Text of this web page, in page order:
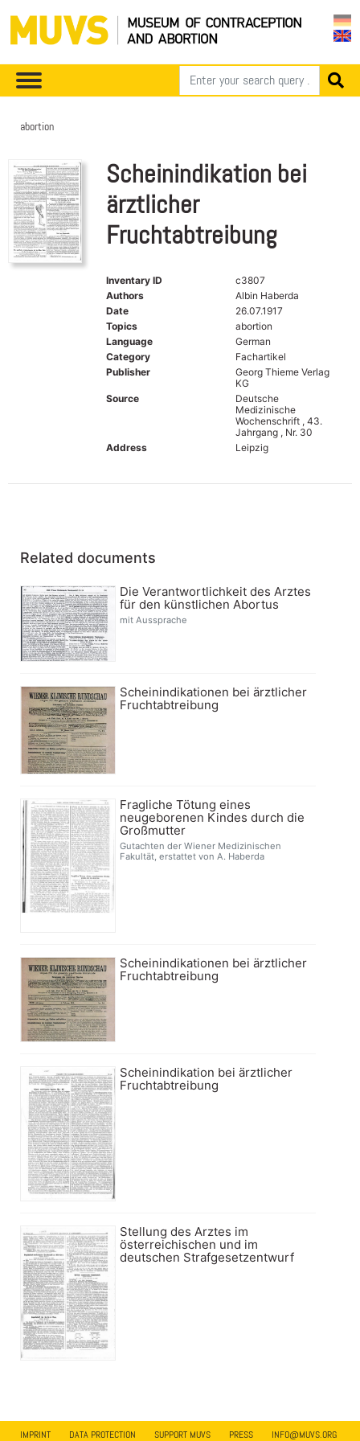
abortion
Scheinindikation bei
ärztlicher
Fruchtabtreibung
Inventary ID
c3807
Authors
Albin Haberda
Date
26.07.1917
Topics
abortion
Language
German
Category
Fachartikel
Publisher
Georg Thieme Verlag
KG
Source
Deutsche
Medizinische
Wochenschrift , 43.
Jahrgang , Nr. 30
Address
Leipzig
Related documents
Die Verantwortlichkeit des Arztes
für den künstlichen Abortus
mit Aussprache
Scheinindikationen bei ärztlicher
Fruchtabtreibung
Fragliche Tötung eines
neugeborenen Kindes durch die
Großmutter
Gutachten der Wiener Medizinischen
Fakultät, erstattet von A. Haberda
Scheinindikationen bei ärztlicher
Fruchtabtreibung
Scheinindikation bei ärztlicher
Fruchtabtreibung
Stellung des Arztes im
österreichischen und im
deutschen Strafgesetzentwurf
IMPRINT DATA PROTECTION SUPPORT MUVS PRESS INFO@MUVS.ORG